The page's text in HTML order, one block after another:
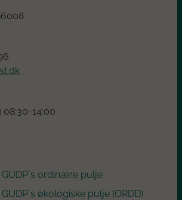
14:00
ordinære pulje
økologiske pulje (ORDD)